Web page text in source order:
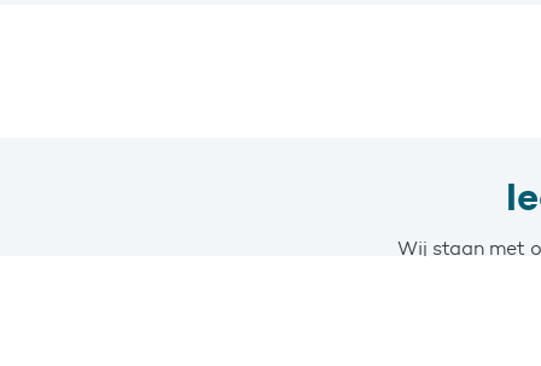
Wij staan met